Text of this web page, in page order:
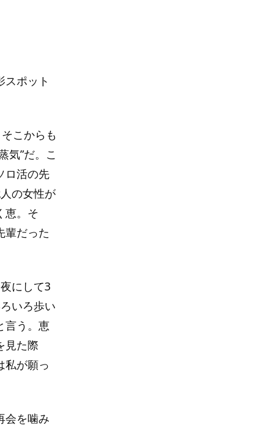
スポット
こからも
気”だ。こ
ロ活の先
の女性が
恵。そ
輩だった
にして3
いろ歩い
言う。恵
見た際
私が願っ
会を噛み